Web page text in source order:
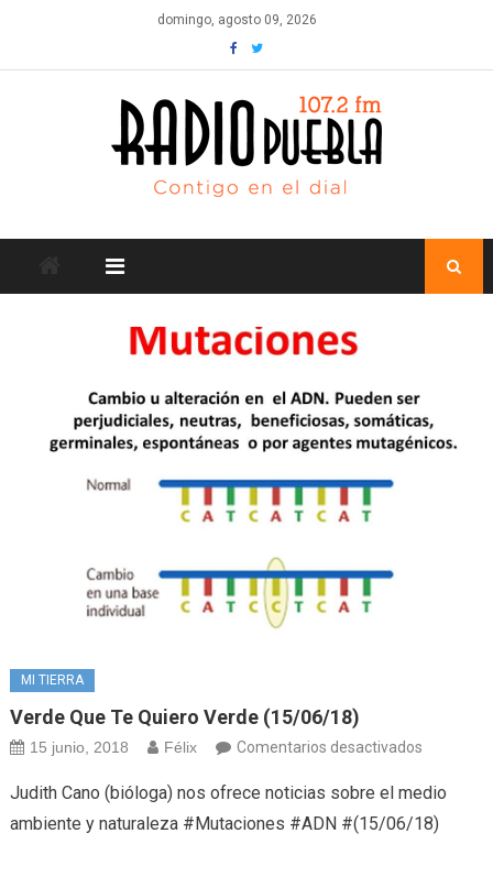
content
domingo, agosto 09, 2026
MI TIERRA
Verde Que Te Quiero Verde (15/06/18)
15 junio, 2018 Félix Comentarios desactivadosen
que
te
Judith Cano (bióloga) nos ofrece noticias sobre el medio
ambiente y naturaleza #Mutaciones #ADN #(15/06/18)